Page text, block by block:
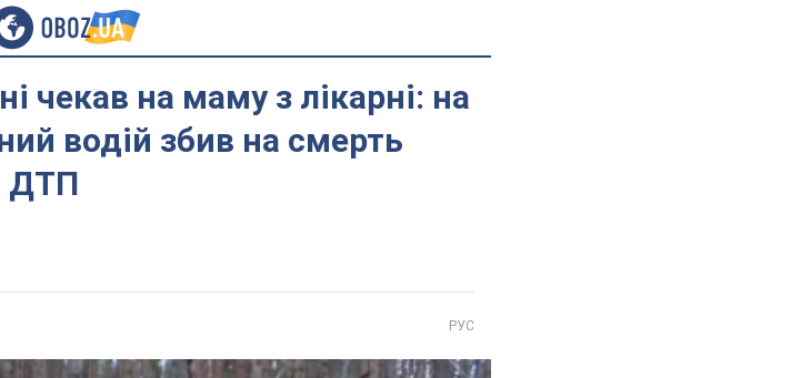
чекав на маму з лікарні: на
водій збив на смерть
ДТП
РУС